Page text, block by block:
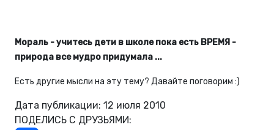
Мораль - учитесь дети в школе пока есть ВРЕМЯ -
природа все мудро придумала ...
Есть другие мысли на эту тему? Давайте поговорим :)
Дата публикации: 12 июля 2010
ПОДЕЛИСЬ С ДРУЗЬЯМИ: